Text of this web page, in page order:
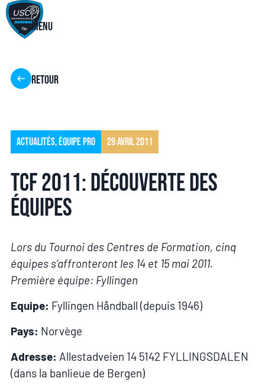
Menu
Retour
Actualités, Équipe pro 29 avril 2011
TCF 2011: Découverte des
équipes
Lors du Tournoi des Centres de Formation, cinq
équipes s’affronteront les 14 et 15 mai 2011.
Première équipe: Fyllingen
Equipe: Fyllingen Håndball (depuis 1946)
Pays: Norvège
Adresse: Allestadveien 14 5142 FYLLINGSDALEN
(dans la banlieue de Bergen)